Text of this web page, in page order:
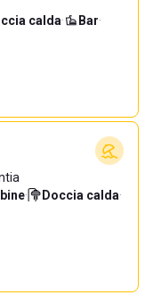
calda· Bar·
· Doccia calda·